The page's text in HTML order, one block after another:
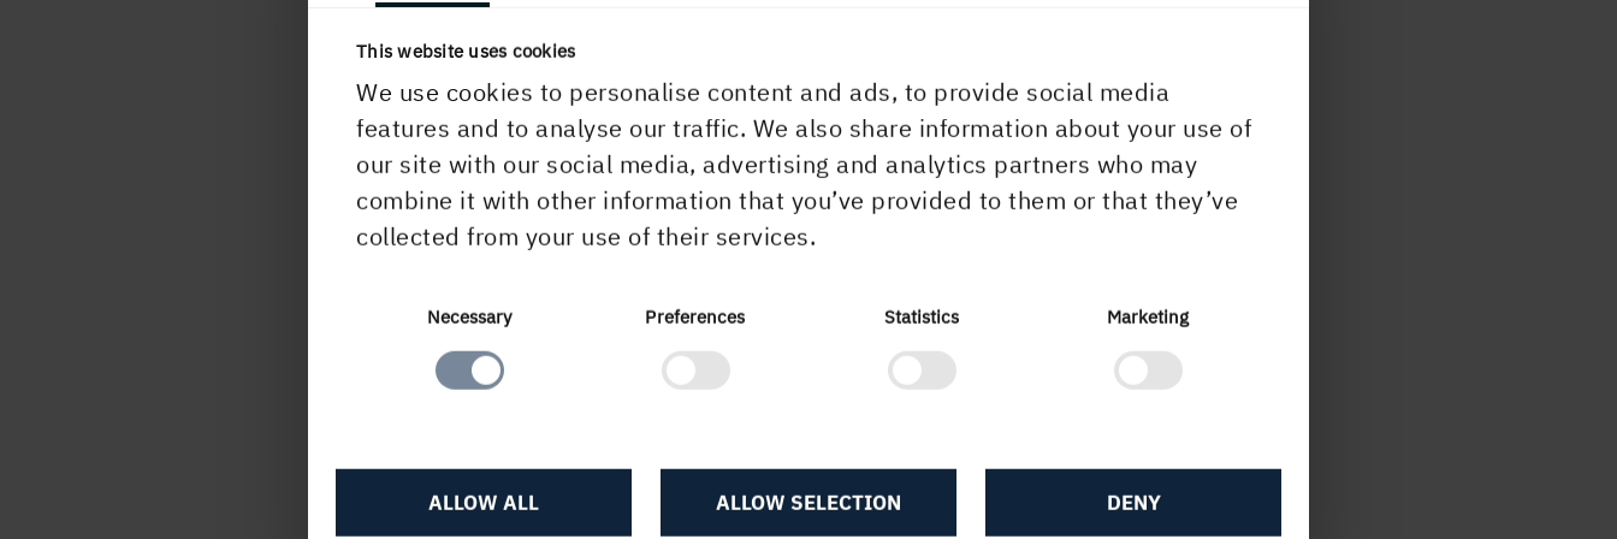
This website uses cookies
We use cookies to personalise content and ads, to provide social media
features and to analyse our traffic. We also share information about your use of
our site with our social media, advertising and analytics partners who may
combine it with other information that you’ve provided to them or that they’ve
collected from your use of their services.
Necessary Preferences Statistics Marketing
DENY
ALLOW SELECTION
ALLOW ALL
Workington samt pappersbruken Braviken och Hallsta
samtliga tilldelats Ecovadis Platinum. Det betyder att alla
Holmens bruk tillhör det absoluta toppskiktet av världens
granskade bolag.
EcoVadis utvärderar företag i mer än 160 länder och inom
ca 200 kategorier. EcoVadis metodik övervakas av en
Iniative (GRI), FN:s Global Compact och ISO 26000.
About Our Company | EcoVadis